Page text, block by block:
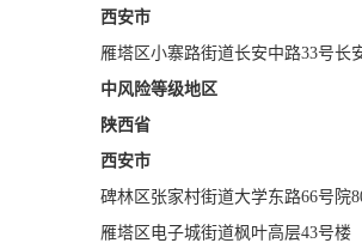
西安市
雁塔区小寨路街道长安中路33号长
中风险等级地区
陕西省
西安市
碑林区张家村街道大学东路66号院
雁塔区电子城街道枫叶高层43号楼